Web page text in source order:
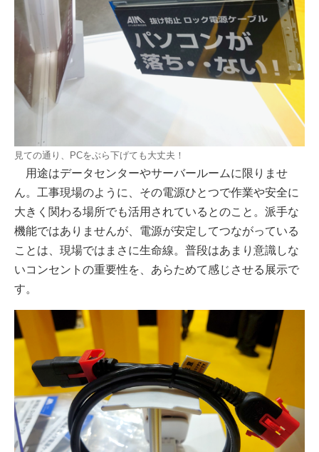
見ての通り、PCをぶら下げても大丈夫！
用途はデータセンターやサーバールームに限りませ
ん。工事現場のように、その電源ひとつで作業や安全に
大きく関わる場所でも活用されているとのこと。派手な
機能ではありませんが、電源が安定してつながっている
ことは、現場ではまさに生命線。普段はあまり意識しな
いコンセントの重要性を、あらためて感じさせる展示で
す。